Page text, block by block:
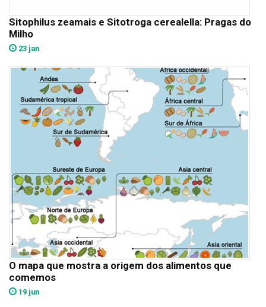
Sitophilus zeamais e Sitotroga cerealella: Pragas do
Milho
23 jan
O mapa que mostra a origem dos alimentos que
comemos
19 jun